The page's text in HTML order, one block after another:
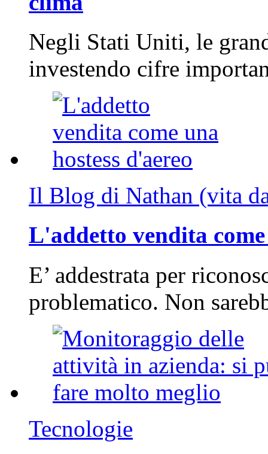
Negli Stati Uniti, le
investendo cifre
Il Blog di Nathan (vita
L'addetto vendita
E’ addestrata per
problematico. Non
Tecnologie